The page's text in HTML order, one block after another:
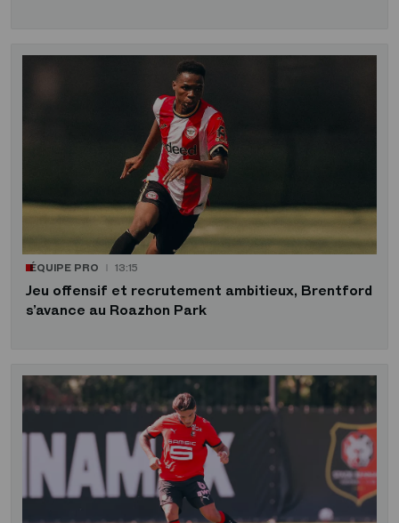
ÉQUIPE PRO 13:15
Jeu offensif et recrutement ambitieux, Brentford
s’avance au Roazhon Park